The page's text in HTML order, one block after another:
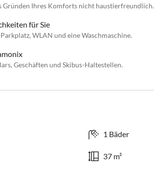
Gründen Ihres Komforts nicht haustierfreundlich.
für Sie
WLAN und eine Waschmaschine.
Geschäften und Skibus-Haltestellen.
1 Bäder
37 m²